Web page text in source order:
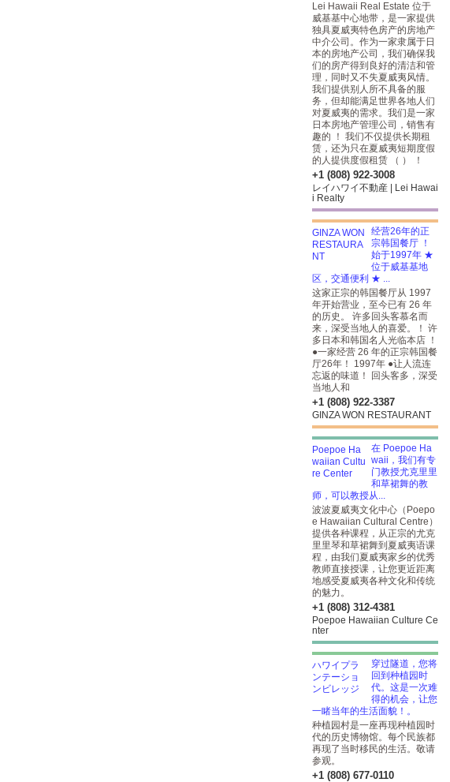
Lei Hawaii Real Estate 位于
威基基中心地带，是一家提供
独具夏威夷特色房产的房地产
中介公司。作为一家隶属于日
本的房地产公司，我们确保我
们的房产得到良好的清洁和管
理，同时又不失夏威夷风情。
我们提供别人所不具备的服
务，但却能满足世界各地人们
对夏威夷的需求。我们是一家
日本房地产管理公司，销售有
趣的 ！ 我们不仅提供长期租
赁，还为只在夏威夷短期度假
的人提供度假租赁 （ ） ！
+1 (808) 922-3008
レイハワイ不動産 | Lei Hawai
i Realty
经营26年的正
宗韩国餐厅 ！
始于1997年 ★
位于威基基地
区，交通便利 ★ ...
这家正宗的韩国餐厅从 1997
年开始营业，至今已有 26 年
的历史。 许多回头客慕名而
来，深受当地人的喜爱。！ 许
多日本和韩国名人光临本店 ！
●一家经营 26 年的正宗韩国餐
厅26年！ 1997年 ●让人流连
忘返的味道！ 回头客多，深受
当地人和
+1 (808) 922-3387
GINZA WON RESTAURANT
在 Poepoe Ha
waii，我们有专
门教授尤克里里
和草裙舞的教
师，可以教授从...
波波夏威夷文化中心（Poepo
e Hawaiian Cultural Centre）
提供各种课程，从正宗的尤克
里里琴和草裙舞到夏威夷语课
程，由我们夏威夷家乡的优秀
教师直接授课，让您更近距离
地感受夏威夷各种文化和传统
的魅力。
+1 (808) 312-4381
Poepoe Hawaiian Culture Ce
nter
穿过隧道，您将
回到种植园时
代。这是一次难
得的机会，让您
一睹当年的生活面貌！。
种植园村是一座再现种植园时
代的历史博物馆。每个民族都
再现了当时移民的生活。敬请
参观。
+1 (808) 677-0110